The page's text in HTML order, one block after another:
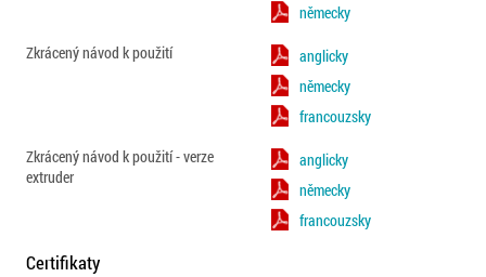
německy
Zkrácený návod k použití
anglicky
německy
francouzsky
Zkrácený návod k použití - verze
extruder
anglicky
německy
francouzsky
Certifikaty